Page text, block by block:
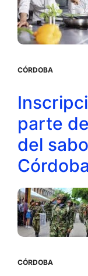
CÓRDOBA
parte
del
CÓRDOBA